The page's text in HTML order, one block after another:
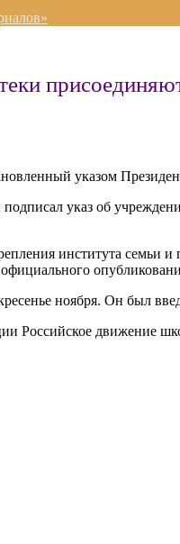
указом
указ об
института
официального
ноября. Он был
Российское движение